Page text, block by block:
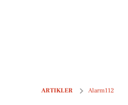
ARTIKLER Alarm112
19-årig mand fra Kokkedal